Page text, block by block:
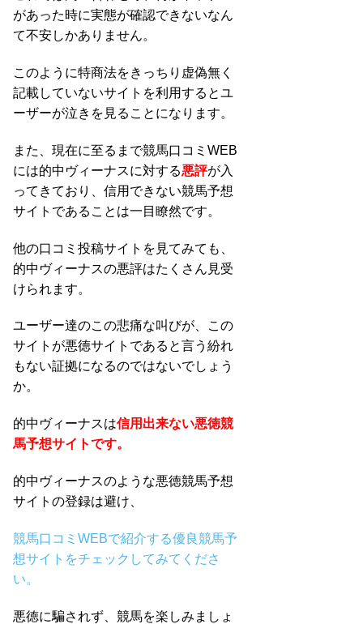
があった時に実態が確認できないなん
て不安しかありません。
このように特商法をきっちり虚偽無く
記載していないサイトを利用するとユ
ーザーが泣きを見ることになります。
また、現在に至るまで競馬口コミWEB
には的中ヴィーナスに対する悪評が入
ってきており、 信用できない競馬予想
サイトであることは一目瞭然です。
他の口コミ投稿サイトを見てみても、
的中ヴィーナスの悪評はたくさん見受
けられます。
ユーザー達のこの悲痛な叫びが、この
サイトが悪徳サイトであると言う紛れ
もない証拠になるのではないでしょう
か。
的中ヴィーナスは信用出来ない悪徳競
馬予想サイトです。
的中ヴィーナスのような悪徳競馬予想
サイトの登録は避け、
競馬口コミWEBで紹介する優良競馬予
想サイトをチェックしてみてくださ
い。
悪徳に騙されず、競馬を楽しみましょ